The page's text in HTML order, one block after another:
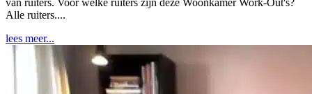
van ruiters. Voor welke ruiters zijn deze Woonkamer Work-Out's?
Alle ruiters....
lees meer...